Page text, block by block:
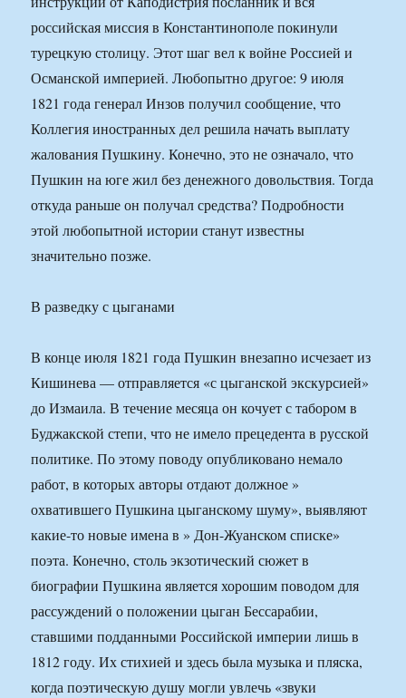
российская миссия в Константинополе покинули
турецкую столицу. Этот шаг вел к войне Россией и
Османской империей. Любопытно другое: 9 июля
1821 года генерал Инзов получил сообщение, что
Коллегия иностранных дел решила начать выплату
жалования Пушкину. Конечно, это не означало, что
Пушкин на юге жил без денежного довольствия. Тогда
откуда раньше он получал средства? Подробности
этой любопытной истории станут известны
значительно позже.
В разведку с цыганами
В конце июля 1821 года Пушкин внезапно исчезает из
Кишинева — отправляется «с цыганской экскурсией»
до Измаила. В течение месяца он кочует с табором в
Буджакской степи, что не имело прецедента в русской
политике. По этому поводу опубликовано немало
работ, в которых авторы отдают должное »
охватившего Пушкина цыганскому шуму», выявляют
какие-то новые имена в » Дон-Жуанском списке»
поэта. Конечно, столь экзотический сюжет в
биографии Пушкина является хорошим поводом для
рассуждений о положении цыган Бессарабии,
ставшими подданными Российской империи лишь в
1812 году. Их стихией и здесь была музыка и пляска,
когда поэтическую душу могли увлечь «звуки